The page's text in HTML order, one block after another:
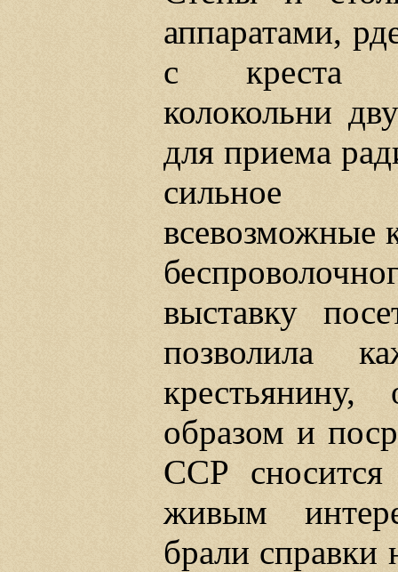
аппаратами,
с креста
колокольни
для приема
сильное
всевозможные
выставку
позволила
образом и
ССР
живым
брали справки